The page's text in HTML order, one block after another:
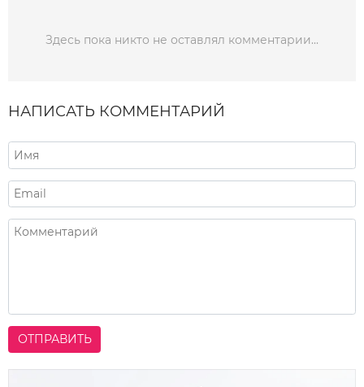
Здесь пока никто не оставлял комментарии...
НАПИСАТЬ КОММЕНТАРИЙ
ОТПРАВИТЬ